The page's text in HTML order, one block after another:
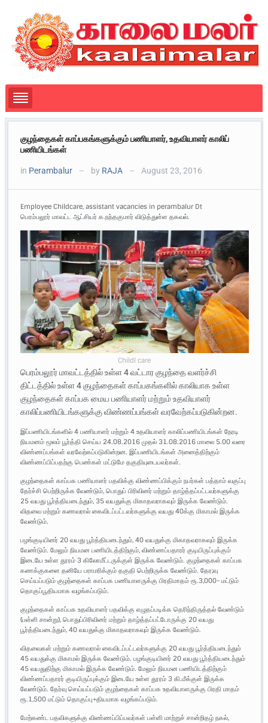
குழந்தைகள் காப்பகங்களுக்கும் பணியாளர், உதவியாளர் காலிப்
பணியிடங்கள்
in Perambalur — by RAJA — August 23, 2016
Employee Childcare, assistant vacancies in perambalur Dt
பெரம்பலூர் மாவட்ட ஆட்சியர் க.நந்தகுமார் விடுத்துள்ள தகவல்.
Childl care
பெரம்பலூர் மாவட்டத்தில் உள்ள 4 வட்டார குழந்தை வளர்ச்சி
திட்டத்தில் உள்ள 4 குழந்தைகள் காப்பகங்களில் காலியாக உள்ள
குழந்தைகள் காப்பக மைய பணியாளர் மற்றும் உதவியாளர்
காலிப்பணியிடங்களுக்கு விண்ணப்பங்கள் வரவேற்கப்படுகின்றன.
இப்பணியிடங்களில் 4 பணியாளர் மற்றும் 4 உதவியாளர் காலிப்பணியிடங்கள் நேரடி
நியமனம் மூலம் பூர்த்தி செய்ய 24.08.2016 முதல் 31.08.2016 மாலை 5.00 வரை
விண்ணப்பங்கள் வரவேற்கப்படுகின்றன. இப்பணியிடங்கள் அனைத்திற்கும்
விண்ணப்பிப்பதற்கு பெண்கள் மட்டுமே தகுதியுடையவர்கள்.
குழந்தைகள் காப்பக பணியாளர் பதவிக்கு விண்ணப்பிக்கும் நபர்கள் பத்தாம் வகுப்பு
தேர்ச்சி பெற்றிருக்க வேண்டும், பொதுப் பிரிவினர் மற்றும் தாழ்த்தப்பட்டவர்களுக்கு
25 வயது பூர்த்தியடைந்தும், 35 வயதுக்கு மிகாதவராகவும் இருக்க வேண்டும்.
விதவை மற்றும் கணவரால் கைவிடப்பட்டவர்களுக்கு வயது 40க்கு மிகாமல் இருக்க
வேண்டும்.
பழங்குடியினர் 20 வயது பூர்த்தியடைந்தும், 40 வயதுக்கு மிகாதவராகவும் இருக்க
வேண்டும். மேலும் நியமன பணியிடத்திற்கும், விண்ணப்பதாரர் குடியிருப்புக்கும்
இடையே உள்ள தூரம் 3 கிலோமீட்டருக்குள் இருக்க வேண்டும். குழந்தைகள் காப்பக
கணக்குகளை தனியே பராமரிக்கும் தகுதி பெற்றிருக்க வேண்டும். தேர;வு
செய்யப்படும் குழந்தைகள் காப்பக பணியாளருக்கு பிரதிமாதம் ரூ.3,000- மட்டும்
தொகுப்பூதியமாக வழங்கப்படும்.
குழந்தைகள் காப்பக உதவியாளர் பதவிக்கு எழுதப்படிக்க தெரிந்திருத்தல் வேண்டும்
(பள்ளி சான்று), பொதுப்பிரிவினர் மற்றும் தாழ்த்தப்பட்டோருக்கு 20 வயது
பூர்த்தியடைந்தும், 40 வயதுக்கு மிகாதவராகவும் இருக்க வேண்டும்.
விதவைகள் மற்றும் கணவரால் கைவிடப்பட்டவர்களுக்கு 20 வயது பூர்த்தியடைந்தும்
45 வயதுக்கு மிகாமல் இருக்க வேண்டும். பழங்குடியினர் 20 வயது பூர்த்தியடைந்தும்
45 வயதுதிற்கு மிகாமல் இருக்க வேண்டும். மேலும் நியமன பணியிடத்திற்கும்
விண்ணப்பதாரர் குடியிருப்புக்கும் இடையே உள்ள தூரம் 3 கி.மீக்குள் இருக்க
வேண்டும். தேர்வு செய்யப்படும் குழந்தைகள் காப்பக உதவியாளருக்கு பிரதி மாதம்
ரூ.1,500 மட்டும் தொகுப்பு+தியமாக வழங்கப்படும்.
மேற்கண்ட பதவிகளுக்கு விண்ணப்பிப்பவர்கள் பள்ளி மாற்றுச் சான்றிதழ் நகல்,